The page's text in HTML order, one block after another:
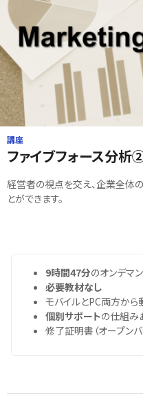
講座
ファイブフォース分析
経営者の視点を交え、企業全体
とができます。
9時間47分のオンデマ
必要教材なし
モバイルとPC両方か
個別サポートの仕組み
修了証明書（オープンバ